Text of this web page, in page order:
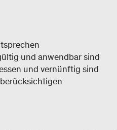
und anwendbar sind
und vernünftig sind